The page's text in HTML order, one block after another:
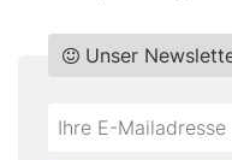
Do
Unser
*Ihre